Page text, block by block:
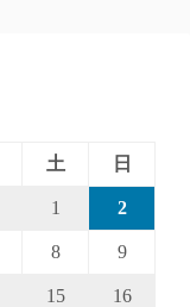
土 日
1 2
8 9
15 16